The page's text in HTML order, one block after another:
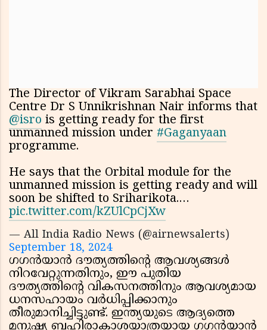
The Director of Vikram Sarabhai Space
Centre Dr S Unnikrishnan Nair informs that
@isro is getting ready for the first
unmanned mission under #Gaganyaan
programme.
He says that the Orbital module for the
unmanned mission is getting ready and will
soon be shifted to Sriharikota.…
pic.twitter.com/kZUlCpCjXw
— All India Radio News (@airnewsalerts)
September 18, 2024
ഗഗൻയാൻ ദൗത്യത്തിന്റെ ആവശ്യങ്ങൾ
നിറവേറ്റുന്നതിനും, ഈ പുതിയ
ദൗത്യത്തിന്റെ വികസനത്തിനും ആവശ്യമായ
ധനസഹായം വർധിപ്പിക്കാനും
തീരുമാനിച്ചിട്ടുണ്ട്. ഇന്ത്യയുടെ ആദ്യത്തെ
മനുഷ്യ ബഹിരാകാശയാത്രയായ ഗഗൻയാൻ